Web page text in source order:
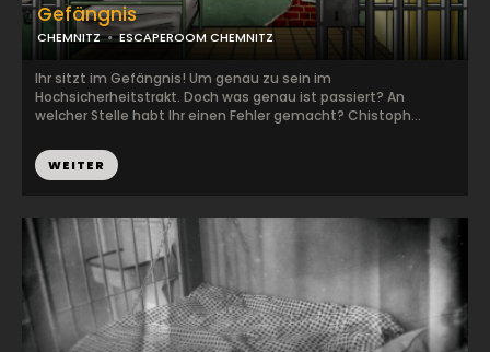
Gefängnis
CHEMNITZ ESCAPEROOM CHEMNITZ
Ihr sitzt im Gefängnis! Um genau zu sein im
Hochsicherheitstrakt. Doch was genau ist passiert? An
welcher Stelle habt Ihr einen Fehler gemacht? Chistoph...
WEITER